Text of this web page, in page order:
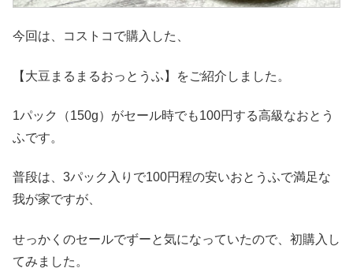
今回は、コストコで購入した、
【大豆まるまるおっとうふ】をご紹介しました。
1パック（150g）がセール時でも100円する高級なおとう
ふです。
普段は、3パック入りで100円程の安いおとうふで満足な
我が家ですが、
せっかくのセールでずーと気になっていたので、初購入し
てみました。